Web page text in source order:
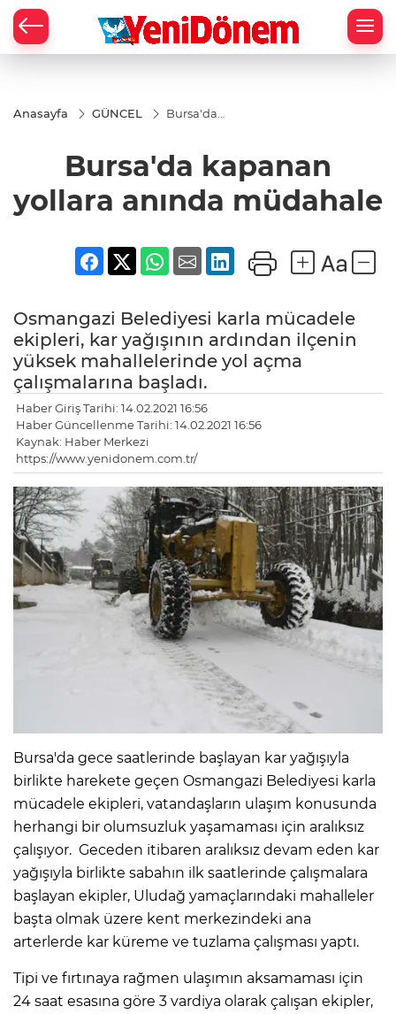
Anasayfa GÜNCEL
Bursa'da
anında
müdahale
Bursa'da kapanan
yollara anında müdahale
Osmangazi Belediyesi karla mücadele
ekipleri, kar yağışının ardından ilçenin
yüksek mahallelerinde yol açma
çalışmalarına başladı.
Haber Giriş Tarihi: 14.02.2021 16:56
Haber Güncellenme Tarihi: 14.02.2021 16:56
Kaynak: Haber Merkezi
https://www.yenidonem.com.tr/
Bursa'da gece saatlerinde başlayan kar yağışıyla
birlikte harekete geçen Osmangazi Belediyesi karla
mücadele ekipleri, vatandaşların ulaşım konusunda
herhangi bir olumsuzluk yaşamaması için aralıksız
çalışıyor. Geceden itibaren aralıksız devam eden kar
yağışıyla birlikte sabahın ilk saatlerinde çalışmalara
başlayan ekipler, Uludağ yamaçlarındaki mahalleler
başta olmak üzere kent merkezindeki ana
arterlerde kar küreme ve tuzlama çalışması yaptı.
Tipi ve fırtınaya rağmen ulaşımın aksamaması için
24 saat esasına göre 3 vardiya olarak çalışan ekipler,